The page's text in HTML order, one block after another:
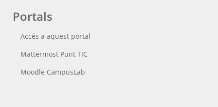
Portals
Accés a aquest portal
Mattermost Punt TIC
Moodle CampusLab